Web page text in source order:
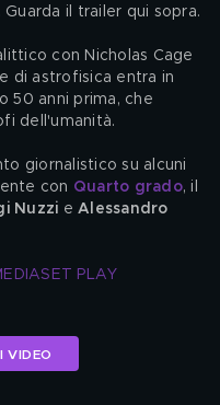
. Guarda il trailer qui sopra.
con Nicholas Cage
di astrofisica entra in
50 anni prima, che
dell'umanità.
giornalistico su alcuni
con Quarto grado, il
Nuzzi e Alessandro
PLAY
VIDEO